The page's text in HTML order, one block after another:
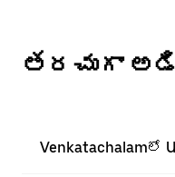
తరచుగా
Venkatachalamలో